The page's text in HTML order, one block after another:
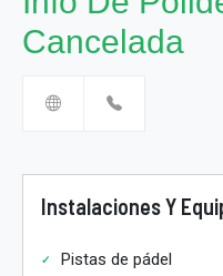
Cancelada
Instalaciones Y
Pistas de pádel